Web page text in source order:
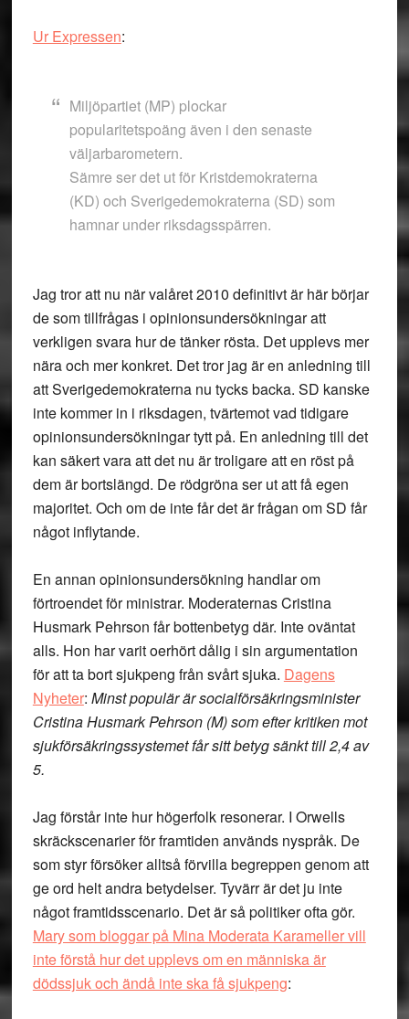
Ur Expressen:
Miljöpartiet (MP) plockar
popularitetspoäng även i den senaste
väljarbarometern.
Sämre ser det ut för Kristdemokraterna
(KD) och Sverigedemokraterna (SD) som
hamnar under riksdagsspärren.
Jag tror att nu när valåret 2010 definitivt är här börjar
de som tillfrågas i opinionsundersökningar att
verkligen svara hur de tänker rösta. Det upplevs mer
nära och mer konkret. Det tror jag är en anledning till
att Sverigedemokraterna nu tycks backa. SD kanske
inte kommer in i riksdagen, tvärtemot vad tidigare
opinionsundersökningar tytt på. En anledning till det
kan säkert vara att det nu är troligare att en röst på
dem är bortslängd. De rödgröna ser ut att få egen
majoritet. Och om de inte får det är frågan om SD får
något inflytande.
En annan opinionsundersökning handlar om
förtroendet för ministrar. Moderaternas Cristina
Husmark Pehrson får bottenbetyg där. Inte oväntat
alls. Hon har varit oerhört dålig i sin argumentation
för att ta bort sjukpeng från svårt sjuka. Dagens
Nyheter: Minst populär är socialförsäkringsminister
Cristina Husmark Pehrson (M) som efter kritiken mot
sjukförsäkringssystemet får sitt betyg sänkt till 2,4 av
5.
Jag förstår inte hur högerfolk resonerar. I Orwells
skräckscenarier för framtiden används nyspråk. De
som styr försöker alltså förvilla begreppen genom att
ge ord helt andra betydelser. Tyvärr är det ju inte
något framtidsscenario. Det är så politiker ofta gör.
Mary som bloggar på Mina Moderata Karameller vill
inte förstå hur det upplevs om en människa är
dödssjuk och ändå inte ska få sjukpeng: